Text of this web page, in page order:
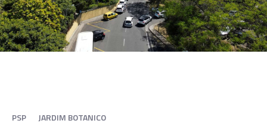
PSP JARDIM BOTANICO